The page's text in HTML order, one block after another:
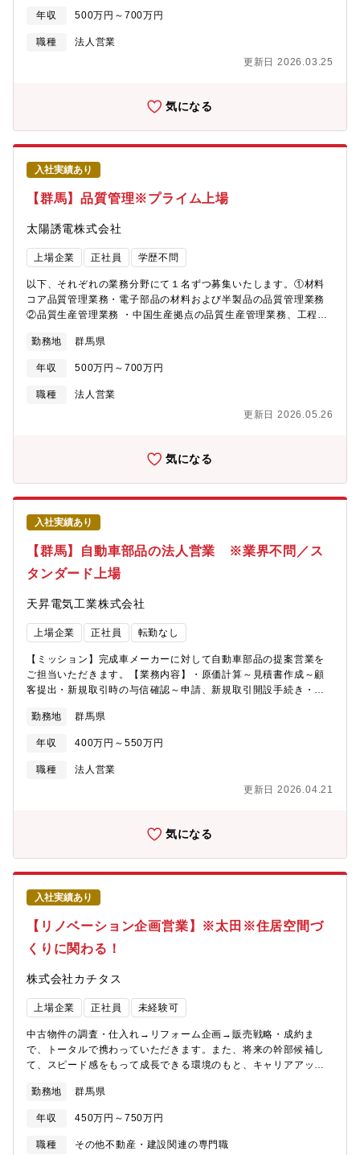
施および管理・試験結果の分析、評価、報告書の作成、製品設計
部門へのフィードバック、信頼性向上に向けた改善提案・試験設
備の管理・改善、新たな試験手法の導入検討・メンバーの指導・
の品質管理・品質保証業務は、製品の信頼性を支える非常に重要
けでなく、製品の品質を根本から高め、お客様に安心と感動を届
けるための中心的な存在としてご活躍いただけます。世界中の最
先端企業と折衝し、世の中の製品づくりに参画することで、大き
なやりがいと達成感を得ることができます。技術革新をリード
し、課題解決の最前線で活躍 課題解決の最前線で活躍し、常に最
新の技術トレンドを追いかけ技術革新をリードすることで、自身
の専門性を高められる機会を得られ、かつ会社の技術力を底上げ
します。チームを導くリーダーシップを発揮し、チーム全体の成
長を牽引する喜びを得ることができます
年収 500万円～700万円
職種
法人営業
更新日 2026.03.25
気になる
入社実績あり
【群馬】品質管理※プライム上場
太陽誘電株式会社
上場企業 正社員 学歴不問
以下、それぞれの業務分野にて１名ずつ募集いたします。①材料
コア品質管理業務・電子部品の材料および半製品の品質管理業務
②品質生産管理業務 ・中国生産拠点の品質生産管理業務、工程構
の品質基準策定、品質計画の立案および実行・製造工程における
品質管理体制の構築、維持、改善・品質データの分析、不良原因
の特定と対策立案、是正処置の推進・サプライヤー品質管理、品
質監査の実施・品質マネジメントシステム（QMS）の運用・改善
割: 製品の品質基準策定から品質計画の立案・実行、製造工程にお
るための中心的な役割を担うことができる。データに基づいた課
題解決: 品質データの分析を通じて不良原因を特定し、具体的な対
策を立案・推進することで、製品の信頼性向上に直接貢献でき
る。これらの業務を通じて、技術的な専門性を深めながら、製品
の品質を支える重要な役割を担い、大きな達成感とやりがいを感
じることができる。
勤務地 群馬県
年収 500万円～700万円
職種
法人営業
更新日 2026.05.26
気になる
入社実績あり
【群馬】自動車部品の法人営業 ※業界不問／ス
タンダード上場
天昇電気工業株式会社
上場企業 正社員 転勤なし
【ミッション】完成車メーカーに対して自動車部品の提案営業を
ご担当いただきます。【業務内容】・原価計算～見積書作成～顧
客提出・新規取引時の与信確認～申請、新規取引開設手続き・受
(QCD)・売掛金回収までのフォローアップ【営業対象業界】自動
車 -SUBARU 直接取引及び他SUBARU サプライヤー内装、外装
樹脂部品【業務の魅力】・幅広い成型機を持ち、3500トンまでの
生産に対応できる設備を保有しているため、提案要素が大きく大
定しますので、高すぎる予算設定にはならず、顧客への価値提供
名、次長50代1名、課長40代1名、メンバー30代1名、事務40代2
名）【就業環境】残業30時間程度でワークライフバランスが保て
る環境です。また手当が豊富・退職金制度が有る等、福利厚生も
充実しています。平均勤続年数も14.4年と長く働ける環境であ
り、働きやすい環境です。【事業内容】同社は、プラスチックの
成形加工メーカーです。プラスチック製品の製造販売及びプラス
チック金型の設計製作を行っています。プラスチックは木材など
の代替品、さらには鉄やセラミックなどを超えるポリマーとし
て、現代社会には欠かすことのできない役割を担っています。同
存在で、日本を代表する成形加工総合メーカーを目指して着実な
歩みを続け、現在では日本に5つ、海外に3つの生産拠点を有して
います。今後ＥＶやＰＨＶの普及が見込まれる中で、同社のプラ
定した経営基盤を築くためにも、自動車部品以外の家電・ＯＡ機
器部品や同社オリジナル製品の拡販にも力を入れています。幅広
い分野の大手企業との取引実績があり、皆様の生活に身近な製品
を世の中に送り出している為、安定性が高く、着実に売上を伸ば
おります。過去最高益を達成しており業績拡張中です。
勤務地 群馬県
年収 400万円～550万円
職種
法人営業
更新日 2026.04.21
気になる
入社実績あり
【リノベーション企画営業】※太田※住居空間づ
くりに関わる！
株式会社カチタス
上場企業 正社員 未経験可
中古物件の調査・仕入れ→リフォーム企画→販売戦略・成約ま
で、トータルで携わっていただきます。また、将来の幹部候補し
て、スピード感をもって成長できる環境のもと、キャリアアップ
に赴き、「どのような方に住んでいただきたいか」お客様像をイ
メージしながら中古物件の仕入れを行います。(2)リフォーム企
画：お客様が住まいに求めることはなにかを考えながら、リフォ
ームのプランを立てていきます。(3)販売：自ら企画したリフォー
勤務地 群馬県
年収 450万円～750万円
職種 その他不動産・建設関連の専門職